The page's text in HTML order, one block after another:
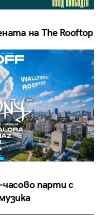
на The Rooftop
парти с